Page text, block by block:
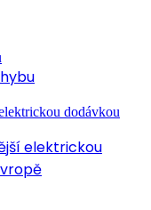
elektrickou